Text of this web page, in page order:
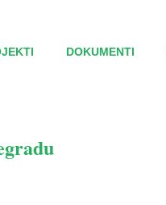
DOKUMENTI